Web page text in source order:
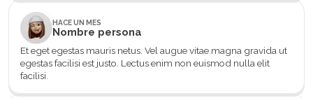
HACE UN MES
Nombre persona
Et eget egestas mauris netus. Vel augue vitae magna gravida ut
egestas facilisi est justo. Lectus enim non euismod nulla elit
facilisi.